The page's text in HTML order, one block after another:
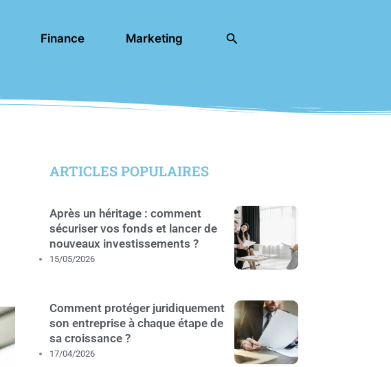
Finance Marketing Rechercher
ARTICLES POPULAIRES
Après un héritage : comment
sécuriser vos fonds et lancer de
nouveaux investissements ?
15/05/2026
Comment protéger juridiquement
son entreprise à chaque étape de
sa croissance ?
17/04/2026